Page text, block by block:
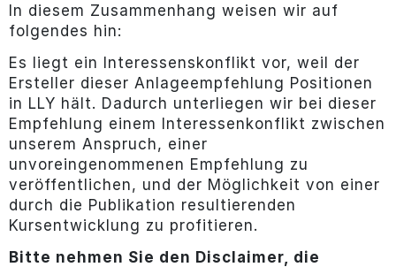
In diesem Zusammenhang weisen wir auf
folgendes hin:
Es liegt ein Interessenskonflikt vor, weil der
Ersteller dieser Anlageempfehlung Positionen
in LLY hält. Dadurch unterliegen wir bei dieser
Empfehlung einem Interessenkonflikt zwischen
unserem Anspruch, einer
unvoreingenommenen Empfehlung zu
veröffentlichen, und der Möglichkeit von einer
durch die Publikation resultierenden
Kursentwicklung zu profitieren.
Bitte nehmen Sie den Disclaimer, die